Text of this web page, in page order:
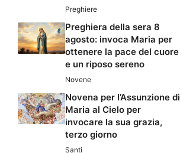
Preghiere
Preghiera della sera 8
agosto: invoca Maria per
ottenere la pace del cuore
e un riposo sereno
Novene
Novena per l’Assunzione di
Maria al Cielo per
invocare la sua grazia,
terzo giorno
Santi